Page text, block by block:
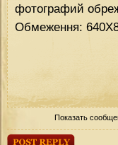
фотографий
Обмеження:
Показать
Ответить